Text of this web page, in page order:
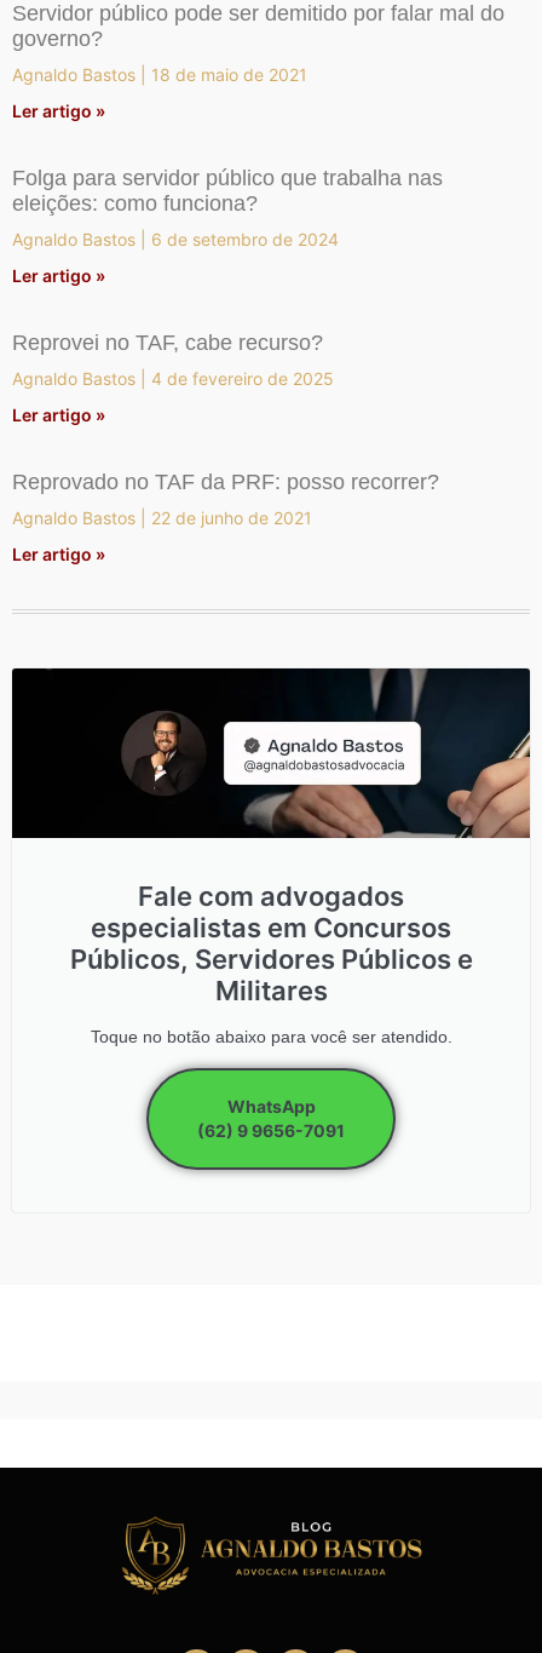
Servidor público pode ser demitido por falar mal do
governo?
Agnaldo Bastos
18 de maio de 2021
Ler artigo »
Folga para servidor público que trabalha nas
eleições: como funciona?
Agnaldo Bastos
6 de setembro de 2024
Ler artigo »
Reprovei no TAF, cabe recurso?
Agnaldo Bastos
4 de fevereiro de 2025
Ler artigo »
Reprovado no TAF da PRF: posso recorrer?
Agnaldo Bastos
22 de junho de 2021
Ler artigo »
Fale com advogados
especialistas em Concursos
Públicos, Servidores Públicos e
Militares
Toque no botão abaixo para você ser atendido.
WhatsApp
(62) 9 9656-7091